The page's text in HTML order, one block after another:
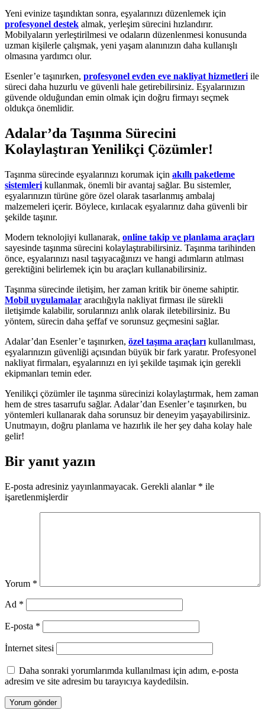
Yeni evinize taşındıktan sonra, eşyalarınızı düzenlemek için
profesyonel destek almak, yerleşim sürecini hızlandırır.
Mobilyaların yerleştirilmesi ve odaların düzenlenmesi konusunda
uzman kişilerle çalışmak, yeni yaşam alanınızın daha kullanışlı
olmasına yardımcı olur.
Esenler’e taşınırken, profesyonel evden eve nakliyat hizmetleri ile
süreci daha huzurlu ve güvenli hale getirebilirsiniz. Eşyalarınızın
güvende olduğundan emin olmak için doğru firmayı seçmek
oldukça önemlidir.
Adalar’da Taşınma Sürecini
Kolaylaştıran Yenilikçi Çözümler!
Taşınma sürecinde eşyalarınızı korumak için akıllı paketleme
sistemleri kullanmak, önemli bir avantaj sağlar. Bu sistemler,
eşyalarınızın türüne göre özel olarak tasarlanmış ambalaj
malzemeleri içerir. Böylece, kırılacak eşyalarınız daha güvenli bir
şekilde taşınır.
Modern teknolojiyi kullanarak, online takip ve planlama araçları
sayesinde taşınma sürecini kolaylaştırabilirsiniz. Taşınma tarihinden
önce, eşyalarınızı nasıl taşıyacağınızı ve hangi adımların atılması
gerektiğini belirlemek için bu araçları kullanabilirsiniz.
Taşınma sürecinde iletişim, her zaman kritik bir öneme sahiptir.
Mobil uygulamalar aracılığıyla nakliyat firması ile sürekli
iletişimde kalabilir, sorularınızı anlık olarak iletebilirsiniz. Bu
yöntem, sürecin daha şeffaf ve sorunsuz geçmesini sağlar.
Adalar’dan Esenler’e taşınırken, özel taşıma araçları kullanılması,
eşyalarınızın güvenliği açısından büyük bir fark yaratır. Profesyonel
nakliyat firmaları, eşyalarınızı en iyi şekilde taşımak için gerekli
ekipmanları temin eder.
Yenilikçi çözümler ile taşınma sürecinizi kolaylaştırmak, hem zaman
hem de stres tasarrufu sağlar. Adalar’dan Esenler’e taşınırken, bu
yöntemleri kullanarak daha sorunsuz bir deneyim yaşayabilirsiniz.
Unutmayın, doğru planlama ve hazırlık ile her şey daha kolay hale
gelir!
Bir yanıt yazın
E-posta adresiniz yayınlanmayacak. Gerekli alanlar * ile
işaretlenmişlerdir
Yorum *
Ad *
E-posta *
İnternet sitesi
Daha sonraki yorumlarımda kullanılması için adım, e-posta
adresim ve site adresim bu tarayıcıya kaydedilsin.